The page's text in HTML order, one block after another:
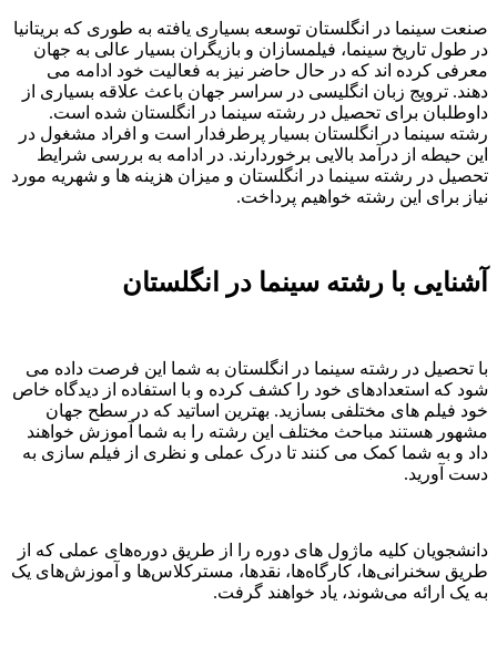
صنعت سینما در انگلستان توسعه بسیاری یافته به طوری که بریتانیا
در طول تاریخ سینما، فیلمسازان و بازیگران بسیار عالی به جهان
معرفی کرده اند که در حال حاضر نیز به فعالیت خود ادامه می
دهند. ترویج زبان انگلیسی در سراسر جهان باعث علاقه بسیاری از
داوطلبان برای تحصیل در رشته سینما در انگلستان شده است.
رشته سینما در انگلستان بسیار پرطرفدار است و افراد مشغول در
این حیطه از درآمد بالایی برخوردارند. در ادامه به بررسی شرایط
تحصیل در رشته سینما در انگلستان و میزان هزینه ها و شهریه مورد
نیاز برای این رشته خواهیم پرداخت.
آشنایی با رشته سینما در انگلستان
با تحصیل در رشته سینما در انگلستان به شما این فرصت داده می
شود که استعدادهای خود را کشف کرده و با استفاده از دیدگاه خاص
خود فیلم های مختلفی بسازید. بهترین اساتید که در سطح جهان
مشهور هستند مباحث مختلف این رشته را به شما آموزش خواهند
داد و به شما کمک می کنند تا درک عملی و نظری از فیلم سازی به
دست آورید.
دانشجویان کلیه ماژول های دوره را از طریق دوره‌های عملی که از
طریق سخنرانی‌ها، کارگاه‌ها، نقدها، مسترکلاس‌ها و آموزش‌های یک
به یک ارائه می‌شوند، یاد خواهند گرفت.